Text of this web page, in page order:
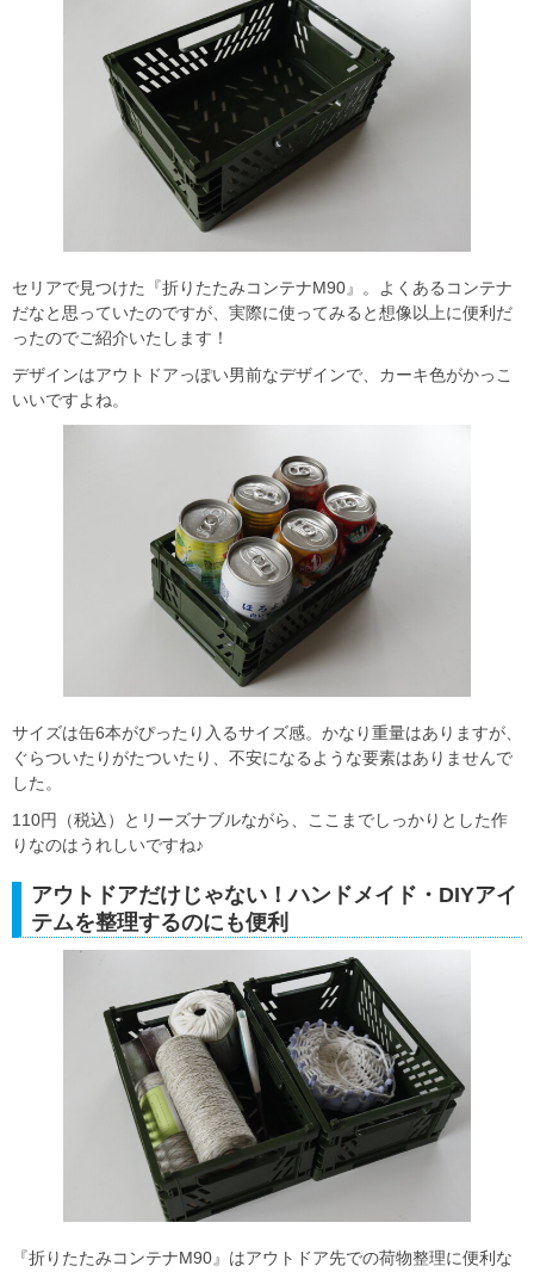
セリアで見つけた『折りたたみコンテナM90』。よくあるコンテナ
だなと思っていたのですが、実際に使ってみると想像以上に便利だ
ったのでご紹介いたします！
デザインはアウトドアっぽい男前なデザインで、カーキ色がかっこ
いいですよね。
サイズは缶6本がぴったり入るサイズ感。かなり重量はありますが、
ぐらついたりがたついたり、不安になるような要素はありませんで
した。
110円（税込）とリーズナブルながら、ここまでしっかりとした作
りなのはうれしいですね♪
アウトドアだけじゃない！ハンドメイド・DIYアイ
テムを整理するのにも便利
『折りたたみコンテナM90』はアウトドア先での荷物整理に便利な